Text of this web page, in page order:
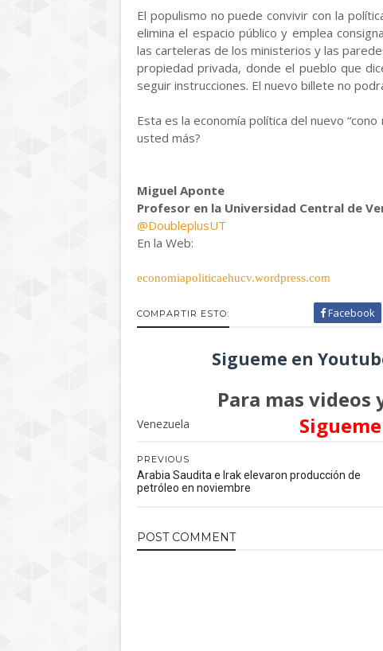
El populismo no puede convivir con la
elimina el espacio público y emplea
las carteleras de los ministerios y las
propiedad privada, donde el pueblo que
seguir instrucciones. El nuevo billete no
Esta es la economía política del nuevo
usted más?
Miguel Aponte
Profesor en la Universidad Central de
@DoubleplusUT
En la Web:
economiapoliticaehucv.wordpress.com
COMPARTIR ESTO: Facebook
Sigueme en
Para mas
Venezuela
PREVIOUS
Arabia Saudita e Irak elevaron producción de
petróleo en noviembre
POST COMMENT